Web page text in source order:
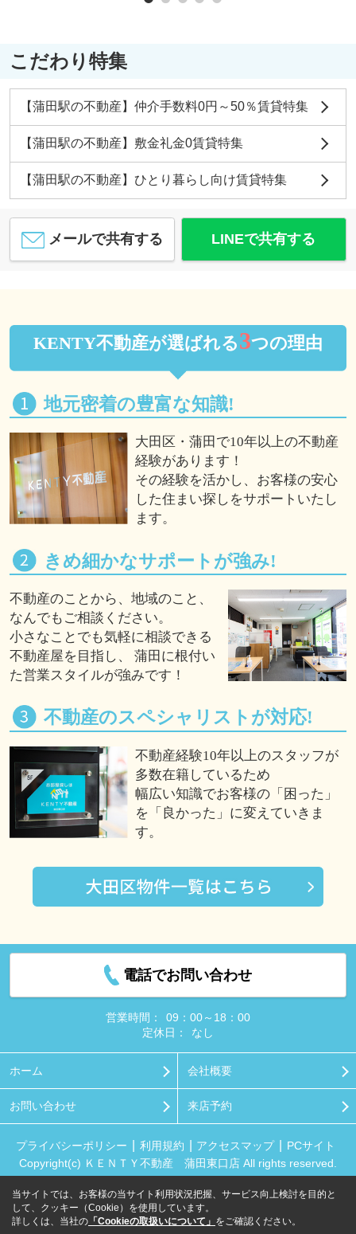
こだわり特集
【蒲田駅の不動産】仲介手数料0円～50％賃貸特集
【蒲田駅の不動産】敷金礼金0賃貸特集
【蒲田駅の不動産】ひとり暮らし向け賃貸特集
メールで共有する LINEで共有する
KENTY不動産が選ばれる3つの理由
地元密着の豊富な知識!
大田区・蒲田で10年以上の不動産
経験があります！
その経験を活かし、お客様の安心
した住まい探しをサポートいたし
ます。
きめ細かなサポートが強み!
不動産のことから、地域のこと、
なんでもご相談ください。
小さなことでも気軽に相談できる
不動産屋を目指し、 蒲田に根付い
た営業スタイルが強みです！
不動産のスペシャリストが対応!
不動産経験10年以上のスタッフが
多数在籍しているため
幅広い知識でお客様の「困った」
を「良かった」に変えていきま
す。
電話でお問い合わせ
営業時間：
09：00～18：00
定休日：
なし
ホーム 会社概要
お問い合わせ 来店予約
プライバシーポリシー 利用規約 アクセスマップ
PCサイト
Copyright(c) ＫＥＮＴＹ不動産 蒲田東口店 All rights reserved.
当サイトでは、お客様の当サイト利用状況把握、サービス向上検討を目的と
して、クッキー（Cookie）を使用しています。
詳しくは、当社の 「Cookieの取扱いについて」 をご確認ください。